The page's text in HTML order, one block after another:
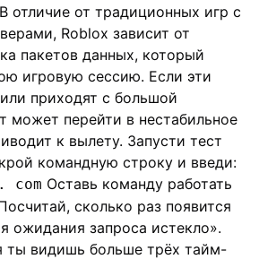
отличие от традиционных игр с
Roblox зависит от
пакетов данных, который
игровую сессию. Если эти
приходят с большой
может перейти в нестабильное
к вылету. Запусти тест
командную строку и введи:
com Оставь команду работать
сколько раз появится
ожидания запроса истекло».
ты видишь больше трёх тайм-